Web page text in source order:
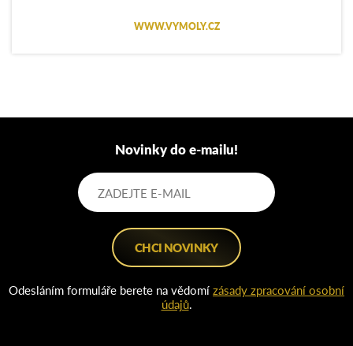
WWW.VYMOLY.CZ
Novinky do e-mailu!
Odesláním formuláře berete na vědomízásady zpracování osobní
údajů.